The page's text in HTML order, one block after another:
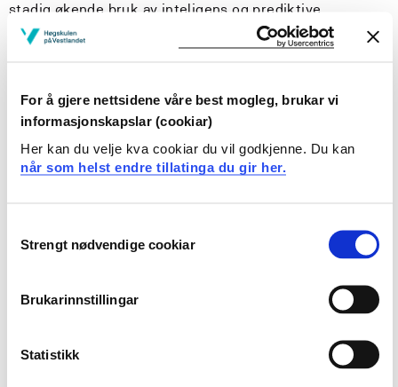
For å gjere nettsidene våre best mogleg, brukar vi
informasjonskapslar (cookiar)
Her kan du velje kva cookiar du vil godkjenne. Du kan
når som helst endre tillatinga du gir her.
Selection
Strengt nødvendige cookiar
Brukarinnstillingar
Statistikk
stadig økende bruk av inteligens og prediktive
algoritmer for å kontrollere omgivelsene, vil det i
framtiden være spennende og tidsriktig å videre
teknologier ("hverdagsteknologier") med
tilpasningsdyktige IDPT-systemer.